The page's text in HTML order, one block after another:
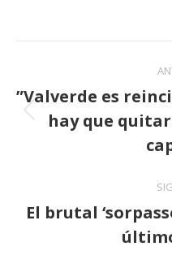
entre
”Valverde es
hay que
El brutal